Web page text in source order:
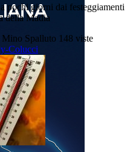
pochi giorni dai festeggiamenti
della Madia
Spalluto 148 viste
Colucci